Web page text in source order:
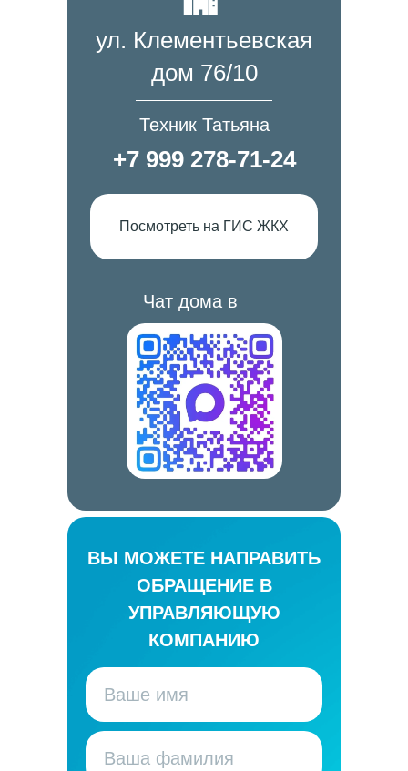
Посмотреть на ГИС ЖКХ
ул. Клементьевская
дом 76/10
+7 999 278-71-24
Техник Татьяна
Чат дома в
Max
ВЫ МОЖЕТЕ НАПРАВИТЬ
ОБРАЩЕНИЕ В
УПРАВЛЯЮЩУЮ
КОМПАНИЮ